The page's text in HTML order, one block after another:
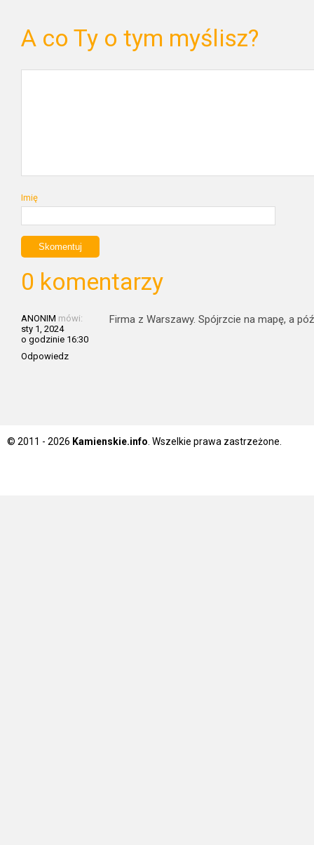
A co Ty o tym myślisz?
Imię
0 komentarzy
ANONIM mówi:
sty 1, 2024
o godzinie 16:30
Odpowiedz
Firma z Warszawy. Spójrzcie na mapę, a
© 2011 - 2026 Kamienskie.info . Wszelkie prawa zastrzeżone.